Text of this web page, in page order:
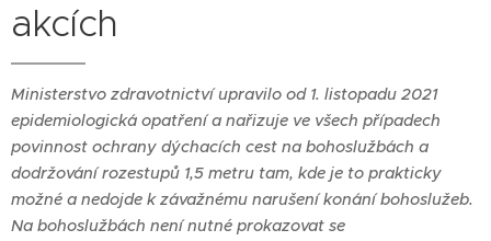
akcích
Ministerstvo zdravotnictví upravilo od 1. listopadu 2021
epidemiologická opatření a nařizuje ve všech případech
povinnost ochrany dýchacích cest na bohoslužbách a
dodržování rozestupů 1,5 metru tam, kde je to prakticky
možné a nedojde k závažnému narušení konání bohoslužeb.
Na bohoslužbách není nutné prokazovat se